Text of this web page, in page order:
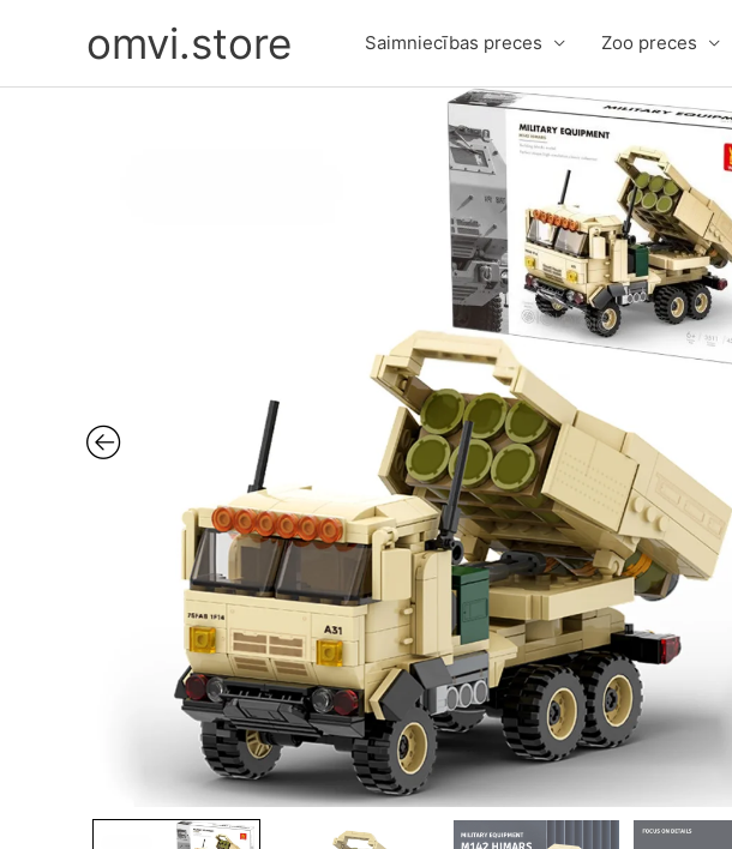
omvi.store Saimniecības preces Zoo preces